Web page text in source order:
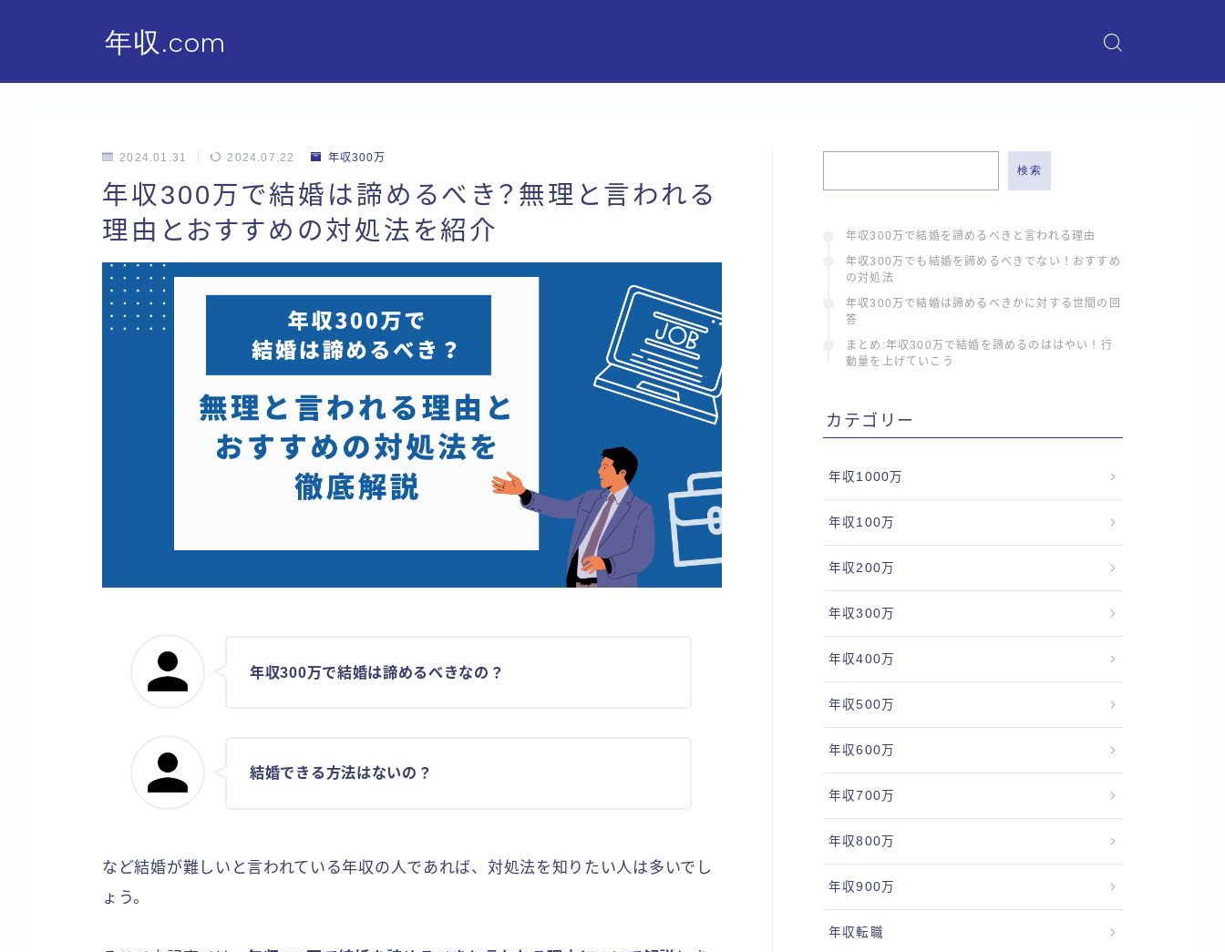
年収.com
2024.01.31 2024.07.22 年収300万
年収300万で結婚は諦めるべき？無理と言われる
理由とおすすめの対処法を紹介
年収300万で結婚は諦めるべきなの？
結婚できる方法はないの？
など結婚が難しいと言われている年収の人であれば、対処法を知りたい人は多いでし
ょう。
検索
年収300万で結婚を諦めるべきと言われる理由
年収300万でも結婚を諦めるべきでない！おすすめ
の対処法
年収300万で結婚は諦めるべきかに対する世間の回
答
まとめ:年収300万で結婚を諦めるのははやい！行
動量を上げていこう
カテゴリー
年収1000万
年収100万
年収200万
年収300万
年収400万
年収500万
年収600万
年収700万
年収800万
年収900万
年収転職